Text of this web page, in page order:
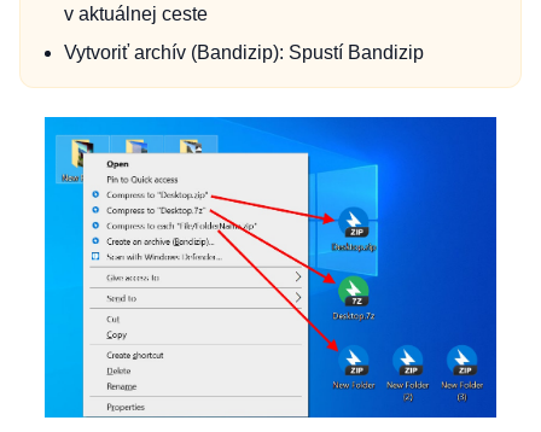
v aktuálnej ceste
Vytvoriť archív (Bandizip): Spustí Bandizip